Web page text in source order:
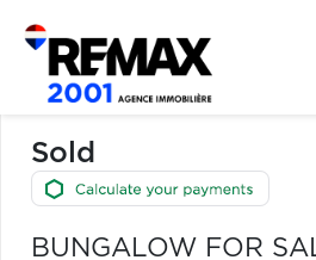
Sold
BUNGALOW FOR